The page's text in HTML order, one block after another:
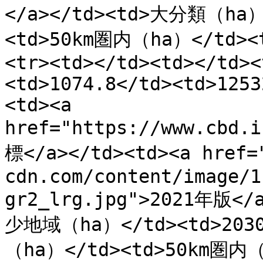
</a></td><td>大分類（ha
<td>50km圏内（ha）</
<tr><td></td><td></
<td>1074.8</
<td><a
href="https://
標</a></td><td><a
cdn.com/content/image/
gr2_lrg.jpg">2021年版</
少地域（ha）</
（ha）</td><td>50km圏内